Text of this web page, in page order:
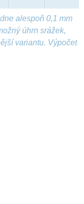
alespoň 0,1 mm
úhrn srážek,
variantu. Výpočet